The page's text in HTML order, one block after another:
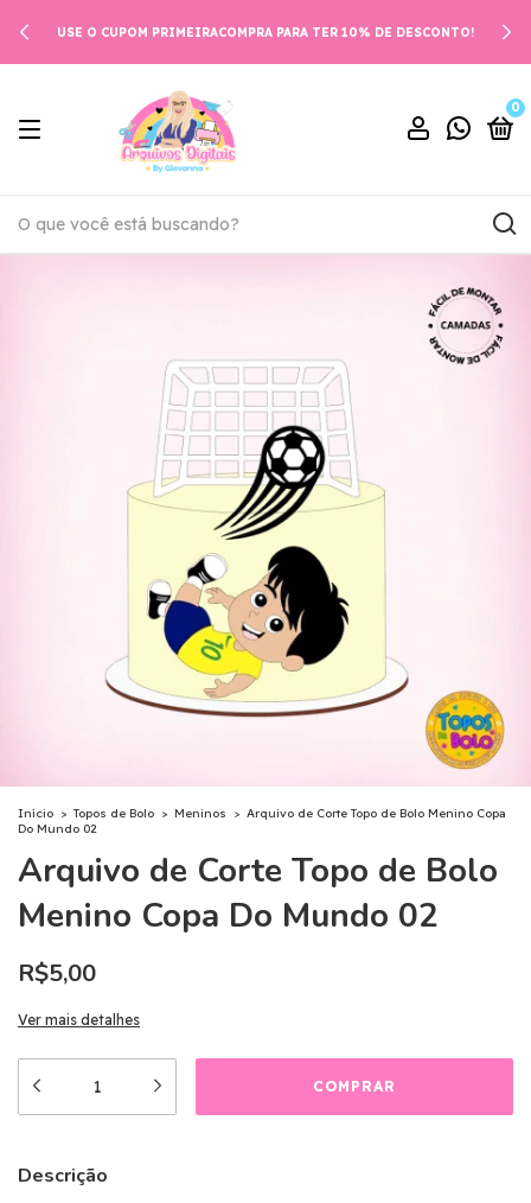
USE O CUPOM PRIMEIRACOMPRA PARA TER 10% DE DESCONTO!
0
Início > Topos de Bolo > Meninos > Arquivo de Corte Topo de Bolo Menino Copa
Do Mundo 02
Arquivo de Corte Topo de Bolo
Menino Copa Do Mundo 02
R$5,00
Ver mais detalhes
Descrição